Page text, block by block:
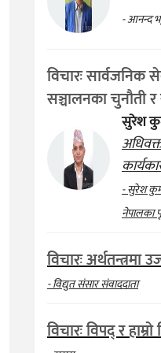
- आनन्द
विचारः सार्वजनिक
सञ्चालनका चुनौती
सुरेश
- सुरेश
नेपालका
विचारः अर्थतन्त्रमा
- विद्युत संसार संवाददाता
विचारः विपद् र